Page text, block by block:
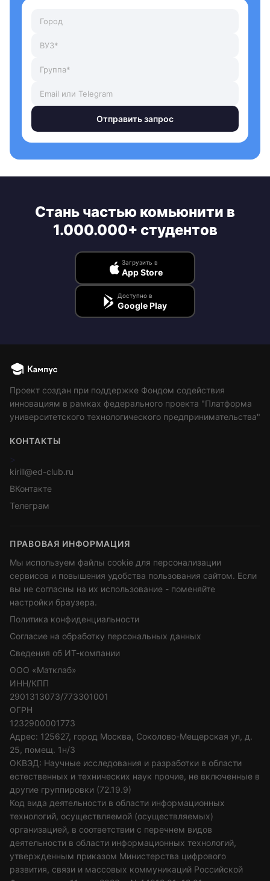
Отправить запрос
Стань частью комьюнити в
1.000.000+ студентов
Загрузить в
App Store
Доступно в
Google Play
Проект создан при поддержке Фондом содействия
инновациям в рамках федерального проекта "Платформа
университетского технологического предпринимательства"
КОНТАКТЫ
>
kirill@ed-club.ru
ВКонтакте
Телеграм
ПРАВОВАЯ ИНФОРМАЦИЯ
Мы используем файлы cookie для персонализации
сервисов и повышения удобства пользования сайтом. Если
вы не согласны на их использование - поменяйте
настройки браузера.
Политика конфиденциальности
Согласие на обработку персональных данных
Сведения об ИТ-компании
ООО «Матклаб»
ИНН/КПП
2901313073/773301001
ОГРН
1232900001773
Адрес: 125627, город Москва, Соколово-Мещерская ул, д.
25, помещ. 1н/3
ОКВЭД: Научные исследования и разработки в области
естественных и технических наук прочие, не включенные в
другие группировки (72.19.9)
Код вида деятельности в области информационных
технологий, осуществляемой (осуществляемых)
организацией, в соответствии с перечнем видов
деятельности в области информационных технологий,
утвержденным приказом Министерства цифрового
развития, связи и массовых коммуникаций Российской